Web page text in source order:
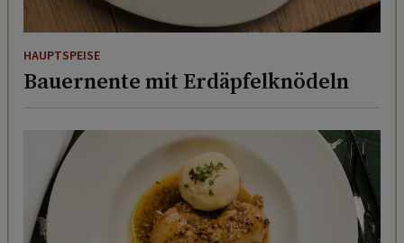
HAUPTSPEISE
Bauernente mit Erdäpfelknödeln